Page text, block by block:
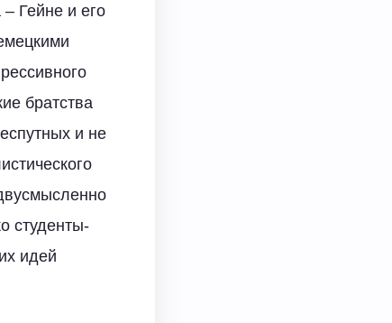
Гейне и его
братства
и не
студенты-
идей